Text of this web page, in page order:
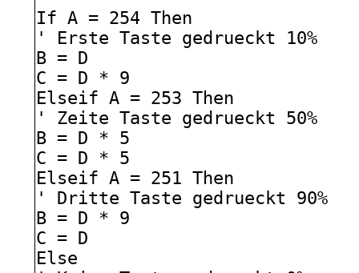
If A = 254 Then
' Erste Taste gedrueckt 10%
B = D
C = D * 9
Elseif A = 253 Then
' Zeite Taste gedrueckt 50%
B = D * 5
C = D * 5
Elseif A = 251 Then
' Dritte Taste gedrueckt 90%
B = D * 9
C = D
Else